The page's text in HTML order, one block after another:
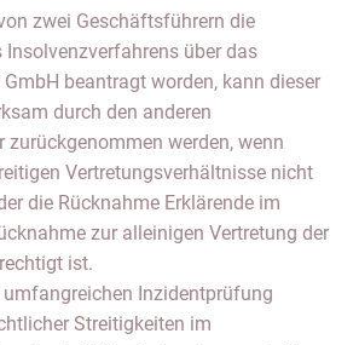
zwei Geschäftsführern die
Insolvenzverfahrens über das
beantragt worden, kann dieser
durch den anderen
zurückgenommen werden, wenn
Vertretungsverhältnisse nicht
die Rücknahme Erklärende im
zur alleinigen Vertretung der
ist.
umfangreichen Inzidentprüfung
Streitigkeiten im